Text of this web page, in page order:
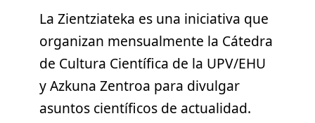
La Zientziateka es una iniciativa que
organizan mensualmente la Cátedra
de Cultura Científica de la UPV/EHU
y Azkuna Zentroa para divulgar
asuntos científicos de actualidad.